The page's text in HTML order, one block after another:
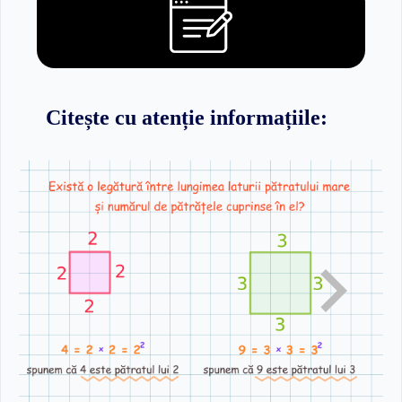
Citește cu atenție informațiile: